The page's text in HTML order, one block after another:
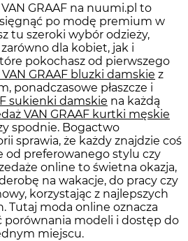
GRAAF na nuumi.pl to
po modę premium w
tu szeroki wybór odzieży,
dla kobiet, jak i
pokochasz od pierwszego
GRAAF bluzki damskie z
ponadczasowe płaszcze i
sukienki damskie na każdą
VAN GRAAF kurtki męskie
spodnie. Bogactwo
sprawia, że każdy znajdzie coś
od preferowanego stylu czy
online to świetna okazja,
na wakacje, do pracy czy
korzystając z najlepszych
Tutaj moda online oznacza
porównania modeli i dostęp do
miejscu.